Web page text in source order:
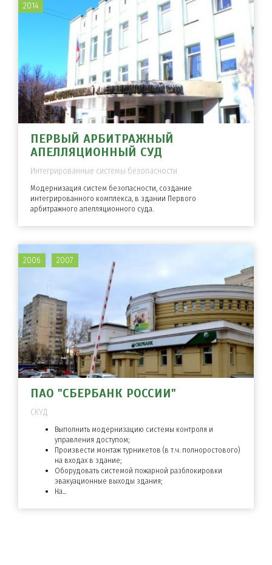
ПЕРВЫЙ АРБИТРАЖНЫЙ
АПЕЛЛЯЦИОННЫЙ СУД
Интегрированные системы безопасности
Модернизация систем безопасности, создание
интегрированного комплекса, в здании Первого
арбитражного апелляционного суда.
2014
ПАО "СБЕРБАНК РОССИИ"
СКУД
Выполнить модернизацию системы контроля и
управления доступом;
Произвести монтаж турникетов (в т.ч. полноростового)
на входах в здание;
Оборудовать системой пожарной разблокировки
эвакуационные выходы здания;
На...
2006 2007